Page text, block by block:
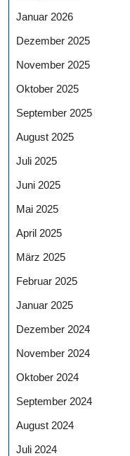
Januar 2026
Dezember 2025
November 2025
Oktober 2025
September 2025
August 2025
Juli 2025
Juni 2025
Mai 2025
April 2025
März 2025
Februar 2025
Januar 2025
Dezember 2024
November 2024
Oktober 2024
September 2024
August 2024
Juli 2024